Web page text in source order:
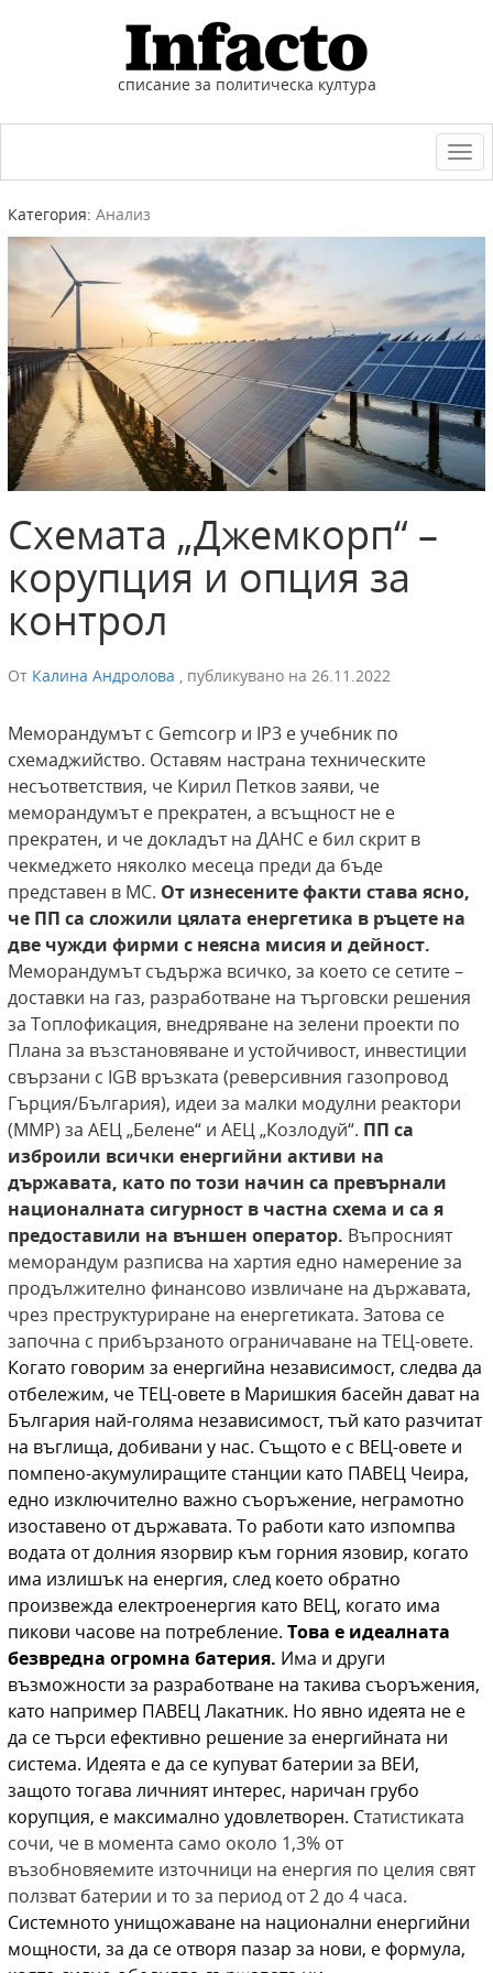
списание за политическа култура
Категория: Анализ
Схемата „Джемкорп“ –
корупция и опция за
контрол
От Калина Андролова , публикувано на 26.11.2022
Меморандумът с Gemcorp и IP3 е учебник по
схемаджийство. Оставям настрана техническите
несъответствия, че Кирил Петков заяви, че
меморандумът е прекратен, а всъщност не е
прекратен, и че докладът на ДАНС е бил скрит в
чекмеджето няколко месеца преди да бъде
представен в МС. От изнесените факти става ясно,
че ПП са сложили цялата енергетика в ръцете на
две чужди фирми с неясна мисия и дейност.
Меморандумът съдържа всичко, за което се сетите –
доставки на газ, разработване на търговски решения
за Топлофикация, внедряване на зелени проекти по
Плана за възстановяване и устойчивост, инвестиции
свързани с IGB връзката (реверсивния газопровод
Гърция/България), идеи за малки модулни реактори
(ММР) за АЕЦ „Белене“ и АЕЦ „Козлодуй“. ПП са
изброили всички енергийни активи на
държавата, като по този начин са превърнали
националната сигурност в частна схема и са я
предоставили на външен оператор. Въпросният
меморандум разписва на хартия едно намерение за
продължително финансово извличане на държавата,
чрез преструктуриране на енергетиката. Затова се
започна с прибързаното ограничаване на ТЕЦ-овете.
Когато говорим за енергийна независимост, следва да
отбележим, че ТЕЦ-овете в Маришкия басейн дават на
България най-голяма независимост, тъй като разчитат
на въглища, добивани у нас. Същото е с ВЕЦ-овете и
помпено-акумулиращите станции като ПАВЕЦ Чеира,
едно изключително важно съоръжение, неграмотно
изоставено от държавата. То работи като изпомпва
водата от долния язорвир към горния язовир, когато
има излишък на енергия, след което обратно
произвежда електроенергия като ВЕЦ, когато има
пикови часове на потребление. Това е идеалната
безвредна огромна батерия. Има и други
възможности за разработване на такива съоръжения,
като например ПАВЕЦ Лакатник. Но явно идеята не е
да се търси ефективно решение за енергийната ни
система. Идеята е да се купуват батерии за ВЕИ,
защото тогава личният интерес, наричан грубо
корупция, е максимално удовлетворен. Статистиката
сочи, че в момента само около 1,3% от
възобновяемите източници на енергия по целия свят
ползват батерии и то за период от 2 до 4 часа.
Системното унищожаване на национални енергийни
мощности, за да се отворя пазар за нови, е формула,